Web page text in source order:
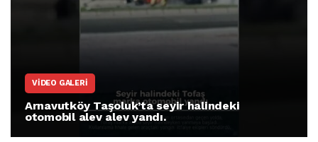
VIDEO GALERI
Arnavutköy Taşoluk’ta seyir halindeki
otomobil alev alev yandı.